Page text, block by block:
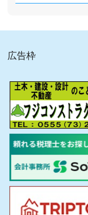
広告枠